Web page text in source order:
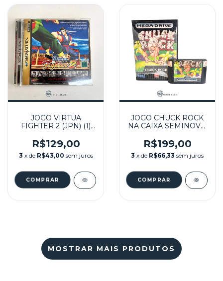
JOGO VIRTUA
FIGHTER 2 (JPN) (1)
SATURN
R$129,00
3 x de R$43,00 sem juros
JOGO CHUCK ROCK
NA CAIXA SEMINOVO
R$199,00
3 x de R$66,33 sem juros
MOSTRAR MAIS PRODUTOS